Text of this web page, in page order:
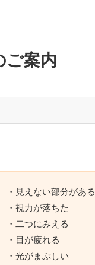
ご案内
・見えない部分がある
・視力が落ちた
・二つにみえる
・目が疲れる
・光がまぶしい